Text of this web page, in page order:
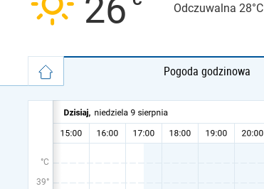
26 Odczuwalna 28°C
Pogoda godzinowa
°C
39°